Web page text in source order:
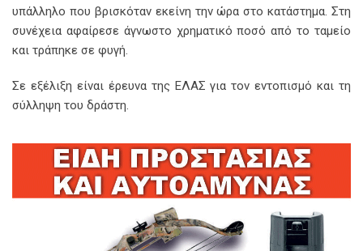
υπάλληλο που βρισκόταν εκείνη την ώρα στο κατάστημα. Στη
συνέχεια αφαίρεσε άγνωστο χρηματικό ποσό από το ταμείο
και τράπηκε σε φυγή.
Σε εξέλιξη είναι έρευνα της ΕΛΑΣ για τον εντοπισμό και τη
σύλληψη του δράστη.